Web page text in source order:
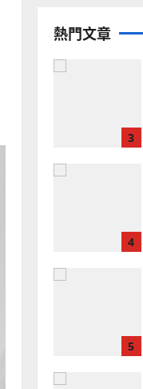
熱門文章 2
3
4
5